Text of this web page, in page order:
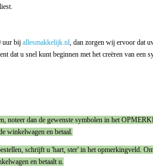
uur bij allesmakkelijk.nl, dan zorgen wij ervoor dat
dat u snel kunt beginnen met het creëren van een
noteer dan de gewenste symbolen in het
winkelwagen en betaal.
schrijft u 'hart, ster' in het opmerkingveld.
en betaalt u.